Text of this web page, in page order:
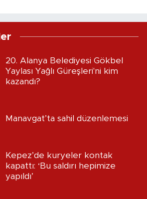
20. Alanya Belediyesi Gökbel
Yaylası Yağlı Güreşleri'ni kim
kazandı?
Manavgat’ta sahil düzenlemesi
Kepez’de kuryeler kontak
kapattı: ‘Bu saldırı hepimize
yapıldı’